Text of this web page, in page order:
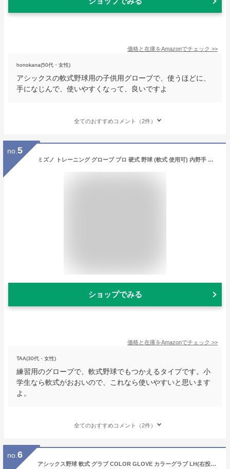
価格と在庫をAmazonでチェック >>
honokana(50代・女性)
アシックスの軟式野球用の子供用グローブで、使うほどに、
手になじんで、使いやすくなって、良いですよ
全てのおすすめコメント（2件）
no. 5
ミズノ トレーニング グローブ プロ 硬式 野球 (軟式 使用可) 内野手 練習用 グラブ USA限定モデル 9インチ [並行輸入品]
ショップでみる
価格と在庫をAmazonでチェック >>
TAA(30代・女性)
練習用のグローブで、軟式野球でもつかえるタイプです。小
学生なら軟式がおおいので、これなら使いやすいと思います
よ。
全てのおすすめコメント（2件）
no. 6
アシックス野球 軟式 グラブ COLOR GLOVE カラーグラブ LH(右投げ用) サイズ中 サンライズレッド/ブラック 3124A178